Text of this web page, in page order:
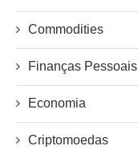
Commodities
Finanças Pessoais
Economia
Criptomoedas